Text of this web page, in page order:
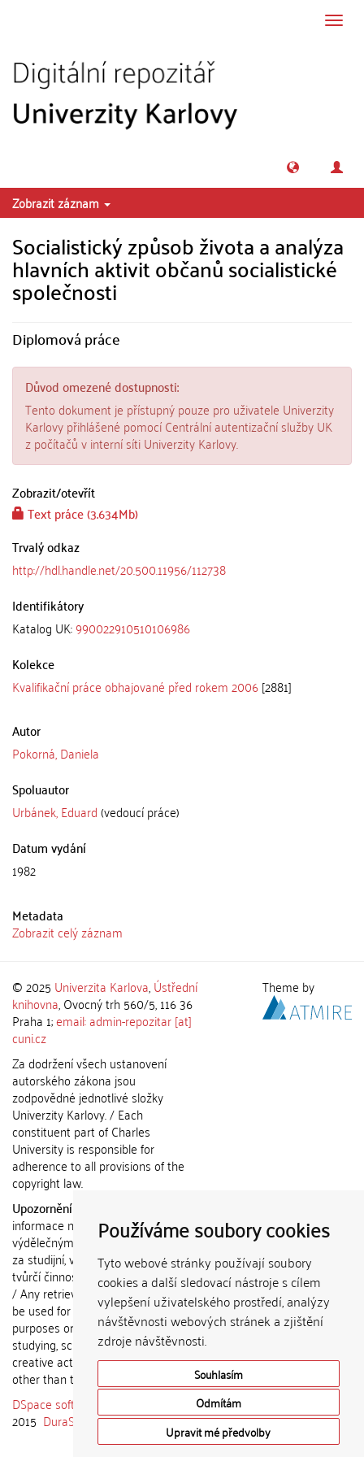
Používáme soubory cookies
Tyto webové stránky používají soubory
cookies a další sledovací nástroje s cílem
vylepšení uživatelského prostředí, analýzy
návštěvnosti webových stránek a zjištění
zdroje návštěvnosti.
Souhlasím
Odmítám
Upravit mé předvolby
Zobrazit záznam
Socialistický způsob života a analýza
hlavních aktivit občanů socialistické
společnosti
Diplomová práce
Důvod omezené dostupnosti:
Tento dokument je přístupný pouze pro uživatele Univerzity
Karlovy přihlášené pomocí Centrální autentizační služby UK
z počítačů v interní síti Univerzity Karlovy.
Zobrazit/otevřít
Text práce (3.634Mb)
Trvalý odkaz
http://hdl.handle.net/20.500.11956/112738
Identifikátory
Katalog UK:990022910510106986
Kolekce
Kvalifikační práce obhajované před rokem 2006[2881]
Autor
Pokorná, Daniela
Spoluautor
Urbánek, Eduard(vedoucí práce)
Datum vydání
1982
Metadata
Zobrazit celý záznam
© 2025 Univerzita Karlova,Ústřední
knihovna, Ovocný trh 560/5, 116 36
Praha 1;email: admin-repozitar [at]
cuni.cz
Za dodržení všech ustanovení
autorského zákona jsou
zodpovědné jednotlivé složky
Univerzity Karlovy. / Each
constituent part of Charles
University is responsible for
adherence to all provisions of the
copyright law.
Upozornění / Notice:
informace nemohou být použity k
výdělečným účelům nebo vydávány
za studijní, vědeckou nebo jinou
tvůrčí činnost jiné osoby než autora.
/ Any retrieved information shall not
be used for any commercial
purposes or claimed as results of
studying, scientific or any other
creative activities of any person
other than the author.
DSpace software
copyright © 2002-
2015 DuraSpace
Theme by